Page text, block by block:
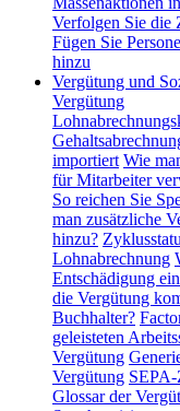
Verfolgen Sie die
Fügen Sie
hinzu
Vergütung und
Vergütung
importiert Wie
für Mitarbeiter
So reichen Sie
man zusätzliche
hinzu?
Lohnabrechnung
Entschädigung
die Vergütung
Buchhalter?
geleisteten
Vergütung
Vergütung SEPA-
Glossar der